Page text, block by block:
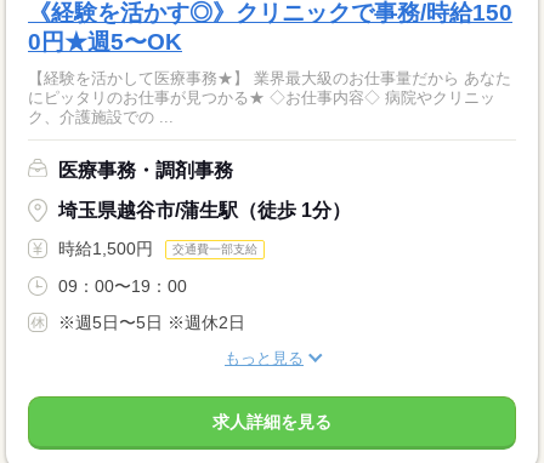
《経験を活かす◎》クリニックで事務/時給150
0円★週5〜OK
【経験を活かして医療事務★】 業界最大級のお仕事量だから あなた
にピッタリのお仕事が見つかる★ ◇お仕事内容◇ 病院やクリニッ
ク、介護施設での ...
医療事務・調剤事務
埼玉県越谷市/蒲生駅（徒歩 1分）
時給1,500円 交通費一部支給
09：00〜19：00
※週5日〜5日 ※週休2日
もっと見る
求人詳細を見る